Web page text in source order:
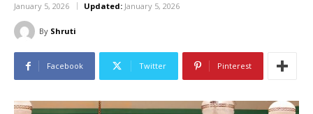
January 5, 2026 Updated: January 5, 2026
By Shruti
Facebook Twitter Pinterest